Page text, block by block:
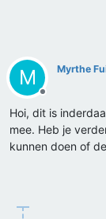
M
Offline
Myrthe
Hoi, dit is
mee. Heb je
kunnen doen of